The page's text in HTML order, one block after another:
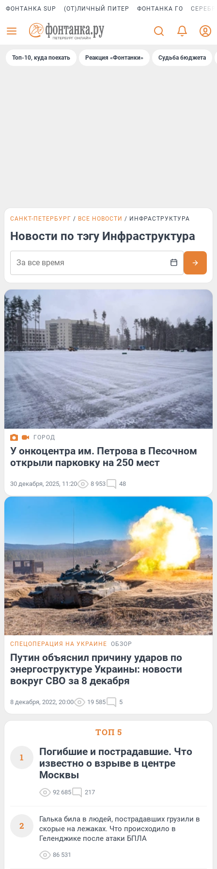
ФОНТАНКА SUP (ОТ)ЛИЧНЫЙ ПИТЕР ФОНТАНКА ГО
Топ-10, куда поехать Реакция «Фонтанки» Судьба бюджета
САНКТ-ПЕТЕРБУРГ ВСЕ НОВОСТИ ИНФРАСТРУКТУРА
Новости по тэгу Инфраструктура
ГОРОД
У онкоцентра им. Петрова в Песочном
открыли парковку на 250 мест
30 декабря, 2025, 11:20 8 953 48
СПЕЦОПЕРАЦИЯ НА УКРАИНЕ ОБЗОР
Путин объяснил причину ударов по
энергоструктуре Украины: новости
вокруг СВО за 8 декабря
8 декабря, 2022, 20:00 19 585 5
ТОП 5
1
Погибшие и пострадавшие. Что
известно о взрыве в центре
Москвы
92 685 217
2
Галька била в людей, пострадавших грузили в
скорые на лежаках. Что происходило в
Геленджике после атаки БПЛА
86 531